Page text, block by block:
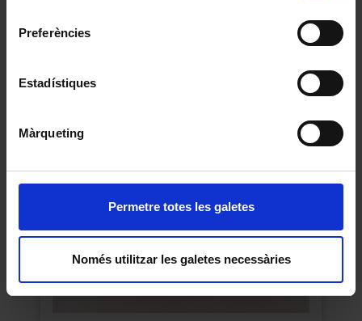
Preferències
Estadístiques
Màrqueting
Permetre totes les galetes
Només utilitzar les galetes necessàries
Santa Orosia des de casa
1992